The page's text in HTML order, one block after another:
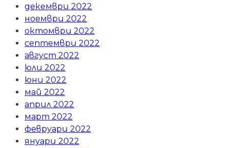
декември 2022
ноември 2022
октомври 2022
септември 2022
август 2022
юли 2022
юни 2022
май 2022
април 2022
март 2022
февруари 2022
януари 2022